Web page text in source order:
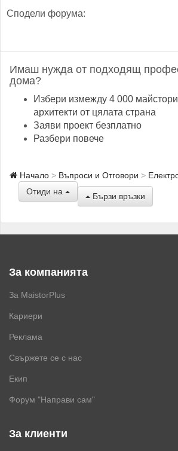
Сподели форума:
Имаш нужда от подходящ
дома?
Избери измежду 4 000
архитекти от цялата страна
Заяви проект безплатно
Разбери повече
Начало Въпроси и Отговори
Отиди на
Бързи връзки
За компанията
За MaistorPlus
Кариери
Реклама
Свържете се с нас
Екип
Форум "Направи сам"
За клиенти